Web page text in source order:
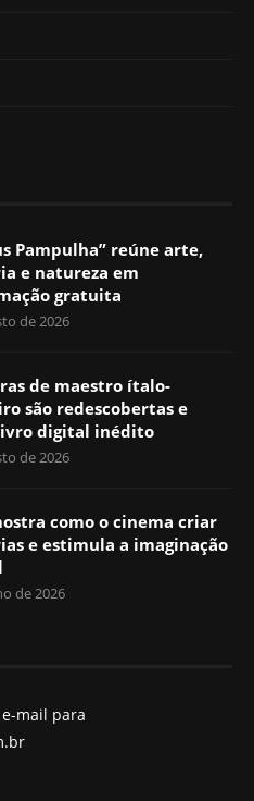
Pampulha” reúne arte,
e natureza em
gratuita
de 2026
de maestro ítalo-
são redescobertas e
digital inédito
de 2026
como o cinema criar
e estimula a imaginação
de 2026
mail para